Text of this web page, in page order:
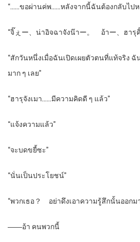
“……ขอผ่านค่พ……หลังจากนี้ฉันต้องกลับไปห
“จิ๊ぇー、น่าอิจฉาจังน๊าー。 อ้าー、ฮารุ
“สักวันหนึ่งเมื่อฉันเปิดเผยตัวตนที่แท้จริง
มาก ๆ เลย”
“ฮารุจังเมา……มีความคิดดี ๆ แล้ว”
“แจ้งความแล้ว”
“จะบดขยี้ซะ”
“นั่นเป็นประโยชน์”
“พวกเธอ？ อย่าดึงเอาความรู้สึกนั้นออกม
――อ้า คนพวกนี้